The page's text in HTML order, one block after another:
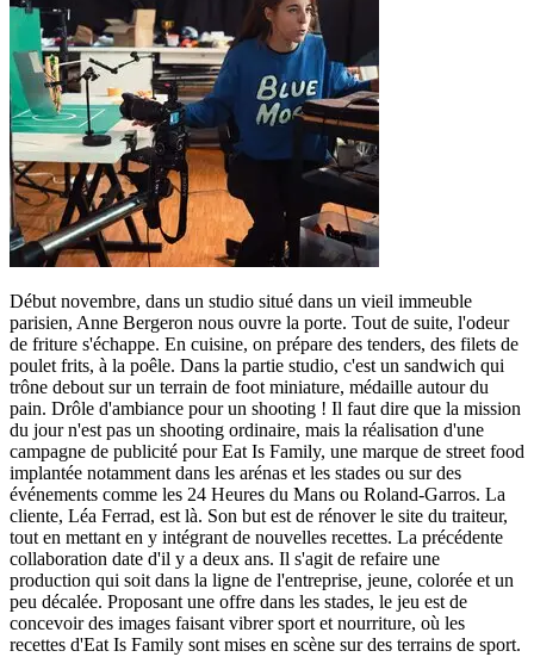
Début novembre, dans un studio situé dans un vieil immeuble
parisien, Anne Bergeron nous ouvre la porte. Tout de suite, l'odeur
de friture s'échappe. En cuisine, on prépare des tenders, des filets de
poulet frits, à la poêle. Dans la partie studio, c'est un sandwich qui
trône debout sur un terrain de foot miniature, médaille autour du
pain. Drôle d'ambiance pour un shooting ! Il faut dire que la mission
du jour n'est pas un shooting ordinaire, mais la réalisation d'une
campagne de publicité pour Eat Is Family, une marque de street food
implantée notamment dans les arénas et les stades ou sur des
événements comme les 24 Heures du Mans ou Roland-Garros. La
cliente, Léa Ferrad, est là. Son but est de rénover le site du traiteur,
tout en mettant en y intégrant de nouvelles recettes. La précédente
collaboration date d'il y a deux ans. Il s'agit de refaire une
production qui soit dans la ligne de l'entreprise, jeune, colorée et un
peu décalée. Proposant une offre dans les stades, le jeu est de
concevoir des images faisant vibrer sport et nourriture, où les
recettes d'Eat Is Family sont mises en scène sur des terrains de sport.